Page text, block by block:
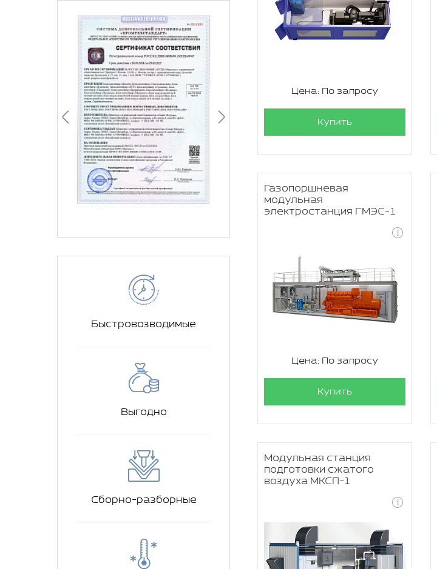
Быстровозводимые
Выгодно
Сборно-разборные
Цена: По запросу
Купить
Газопоршневая
модульная
электростанция ГМЭС-1
Цена: По запросу
Купить
Модульная станция
подготовки сжатого
воздуха МКСП-1